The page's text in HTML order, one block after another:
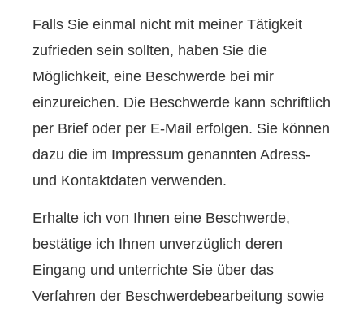
Falls Sie einmal nicht mit meiner Tätigkeit
zufrieden sein sollten, haben Sie die
Möglichkeit, eine Beschwerde bei mir
einzureichen. Die Beschwerde kann schriftlich
per Brief oder per E-Mail erfolgen. Sie können
dazu die im Impressum genannten Adress-
und Kontaktdaten verwenden.
Erhalte ich von Ihnen eine Beschwerde,
bestätige ich Ihnen unverzüglich deren
Eingang und unterrichte Sie über das
Verfahren der Beschwerdebearbeitung sowie